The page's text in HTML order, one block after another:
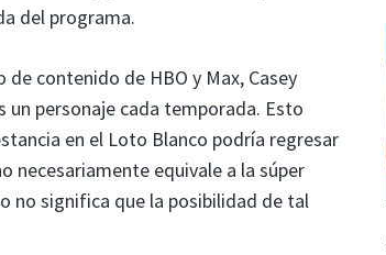
del programa.
contenido de HBO y Max, Casey
un personaje cada temporada. Esto
en el Loto Blanco podría regresar
necesariamente equivale a la súper
no significa que la posibilidad de tal